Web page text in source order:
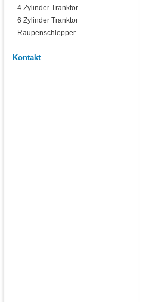
4 Zylinder Tranktor
6 Zylinder Tranktor
Raupenschlepper
Kontakt